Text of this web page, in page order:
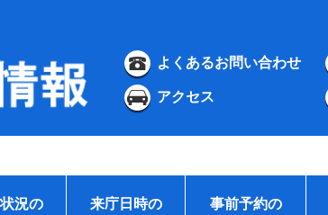
よくあるお問い合わせ
アクセス
況の
来庁日時の
事前予約の